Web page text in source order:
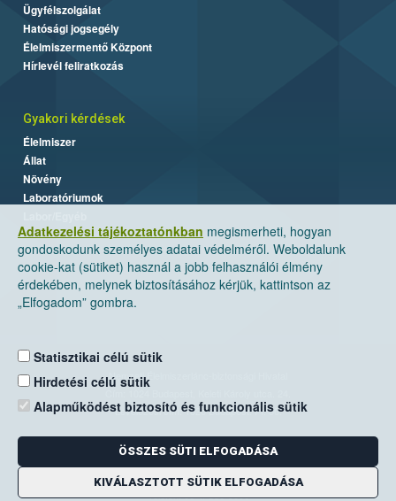
Adatkezelési tájékoztatónkban megismerheti, hogyan
gondoskodunk személyes adatai védelméről. Weboldalunk
cookie-kat (sütiket) használ a jobb felhasználói élmény
érdekében, melynek biztosításához kérjük, kattintson az
„Elfogadom” gombra.
Statisztikai célú sütik
Hirdetési célú sütik
Alapműködést biztosító és funkcionális sütik
ÖSSZES SÜTI ELFOGADÁSA
KIVÁLASZTOTT SÜTIK ELFOGADÁSA
Ügyfélszolgálat
Hatósági jogsegély
Élelmiszermentő Központ
Hírlevél feliratkozás
Gyakori kérdések
Élelmiszer
Állat
Növény
Laboratóriumok
Nemzeti Élelmiszerlánc-biztonsági Hivatal
Levelezési cím: 1525 Budapest. Pf. 30.
E-mail:ugyfelszolgalat@nebih.gov.hu
Zöld szám: 06-80/263-244
Telefon: 06-1/ 336-9000